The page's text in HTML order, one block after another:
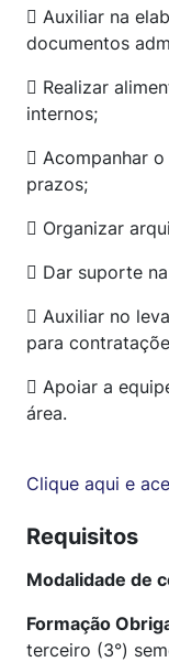
 Auxiliar na
documentos
 Realizar
internos;
 Acompanhar
prazos;
 Organizar
 Dar suporte
 Auxiliar no
para
 Apoiar a
área.
Clique aqui e
Requisitos
Modalidade de
Formação
terceiro (3°)